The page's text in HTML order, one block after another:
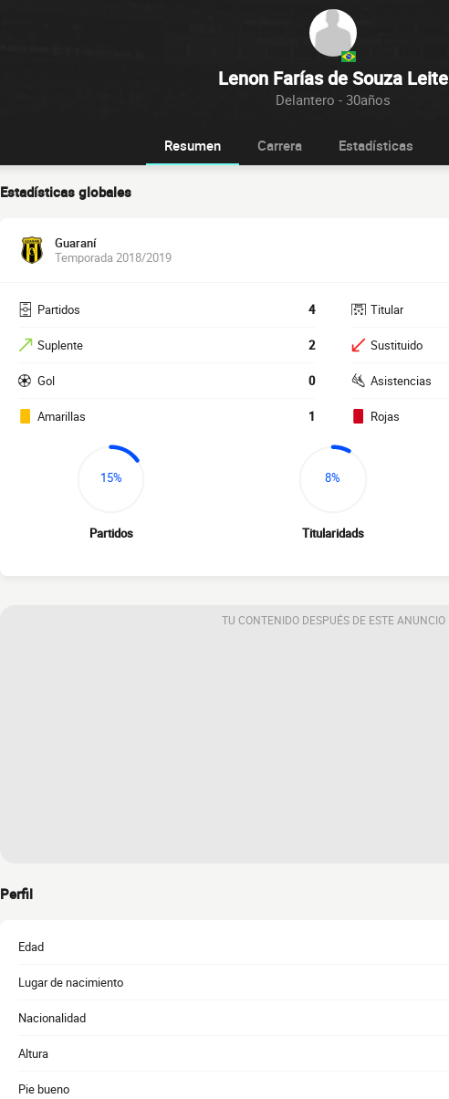
Lenon Farías de Souza Leite
Delantero - 30años
Resumen Carrera Estadísticas
Estadísticas globales
Guaraní
Temporada 2018/2019
Partidos 4
Suplente 2
Gol 0
Amarillas 1
Titular
Sustituido
Asistencias
Rojas
15%
Partidos
8%
Titularidads
TU CONTENIDO DESPUÉS DE ESTE ANUNCIO
Perfil
Edad
Lugar de nacimiento
Nacionalidad
Altura
Pie bueno